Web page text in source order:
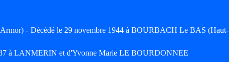
- Décédé le 29 novembre 1944 à BOURBACH Le BAS (Haut-
à LANMERIN et d'Yvonne Marie LE BOURDONNEE